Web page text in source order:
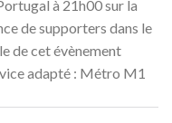
à 21h00 sur la
de supporters dans le
de cet évènement
adapté : Métro M1